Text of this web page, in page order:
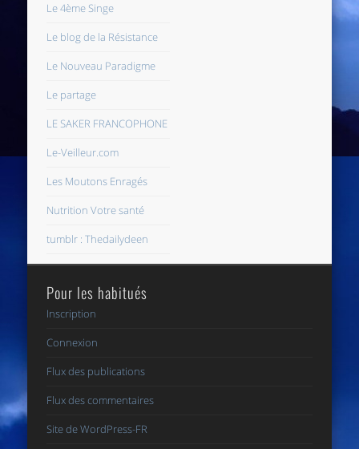
Le 4ème Singe
Le blog de la Résistance
Le Nouveau Paradigme
Le partage
LE SAKER FRANCOPHONE
Le-Veilleur.com
Les Moutons Enragés
Nutrition Votre santé
tumblr : Thedailydeen
Pour les habitués
Inscription
Connexion
Flux des publications
Flux des commentaires
Site de WordPress-FR